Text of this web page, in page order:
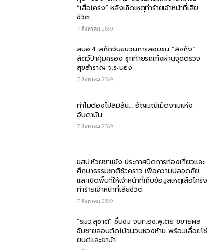
“เสือโคร่ง” หลังเกิดเหตุทำร้ายเจ้าหน้าที่เสีย
ชีวิต
7 สิงหาคม 2569
สบอ.4 สกัดจับขบวนการลอบขน “ลิงกัง”
สัตว์ป่าคุ้มครอง ซุกท้ายรถเก๋งผ่านจุดตรวจ
สุขสำราญ จ.ระนอง
7 สิงหาคม 2569
ทำไมต้องไปสิมิลัน… อัญมณีเม็ดงามแห่ง
อันดามัน
7 สิงหาคม 2569
ขสป.ห้วยขาแข้ง ประกาศปิดการท่องเที่ยวและ
ศึกษาธรรมชาติชั่วคราว เพื่อความปลอดภัย
และเปิดพื้นที่ให้เจ้าหน้าที่เก็บข้อมูลเหตุเสือโคร่ง
ทำร้ายเจ้าหน้าที่เสียชีวิต
7 สิงหาคม 2569
“รมว.สุชาติ” ชื่นชม​ จนท.อช.พุเตย​ ขยายผล
จับชายลอบตัดไม้ฉนวนหวงห้าม พร้อมเลื่อยโซ่
ยนต์และยาบ้า